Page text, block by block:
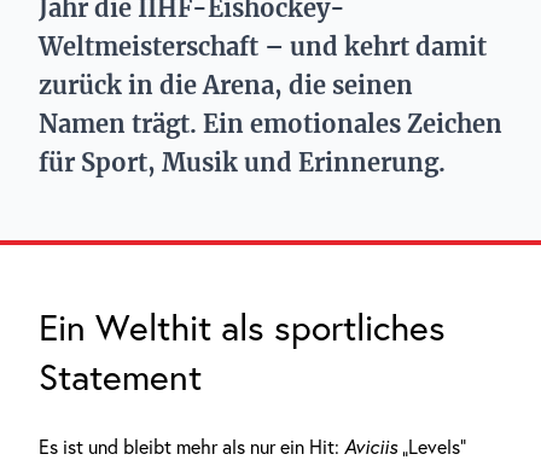
Jahr die IIHF-Eishockey-
Weltmeisterschaft – und kehrt damit
zurück in die Arena, die seinen
Namen trägt. Ein emotionales Zeichen
für Sport, Musik und Erinnerung.
Ein Welthit als sportliches
Statement
Es ist und bleibt mehr als nur ein Hit: Aviciis „Levels“